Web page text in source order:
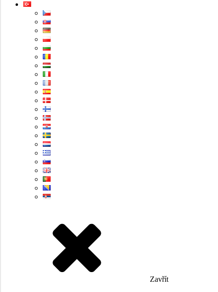
Zavřít